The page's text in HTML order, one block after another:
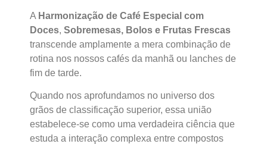
A Harmonização de Café Especial com
Doces, Sobremesas, Bolos e Frutas Frescas
transcende amplamente a mera combinação de
rotina nos nossos cafés da manhã ou lanches de
fim de tarde.
Quando nos aprofundamos no universo dos
grãos de classificação superior, essa união
estabelece-se como uma verdadeira ciência que
estuda a interação complexa entre compostos